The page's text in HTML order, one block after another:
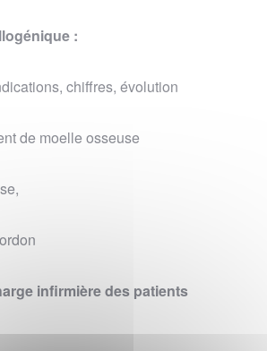
:
chiffres, évolution
de moelle osseuse
infirmière des patients